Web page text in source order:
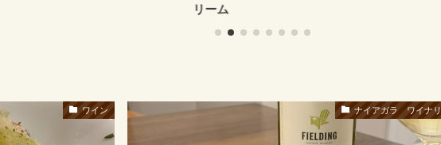
リーム
ワイン ナイアガラ ワイナ